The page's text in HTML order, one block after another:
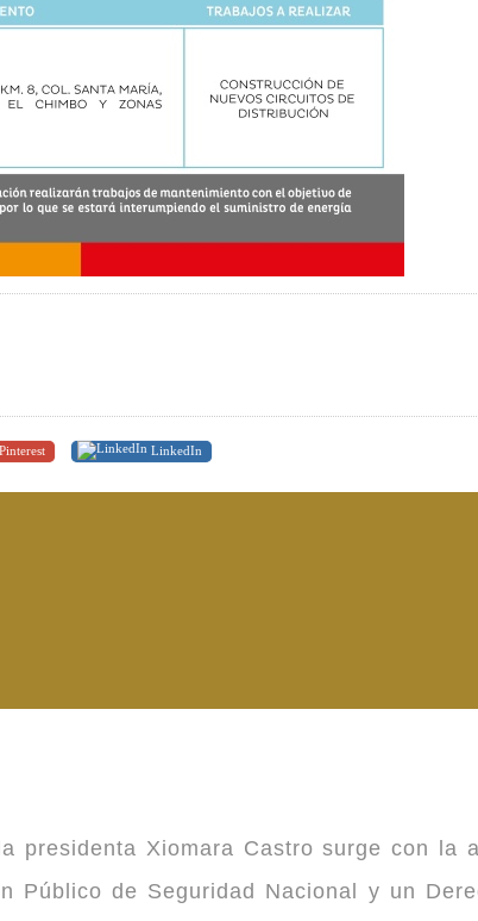
Pinterest LinkedIn
presidenta Xiomara Castro surge con la
de Seguridad Nacional y un